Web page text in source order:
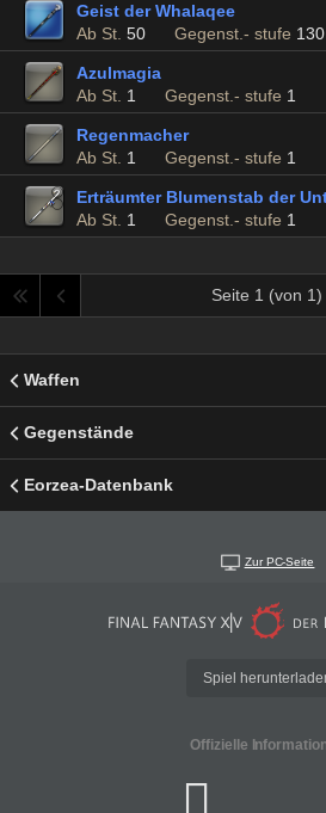
Geist der Whalaqee
Ab St. 50 Gegenst.- stufe 130
Azulmagia
Ab St. 1 Gegenst.- stufe 1
Regenmacher
Ab St. 1 Gegenst.- stufe 1
Erträumter Blumenstab der
Ab St. 1 Gegenst.- stufe 1
Seite 1 (von 1)
Waffen
Gegenstände
Eorzea-Datenbank
Zur PC-Seite
Spiel
Offizielle